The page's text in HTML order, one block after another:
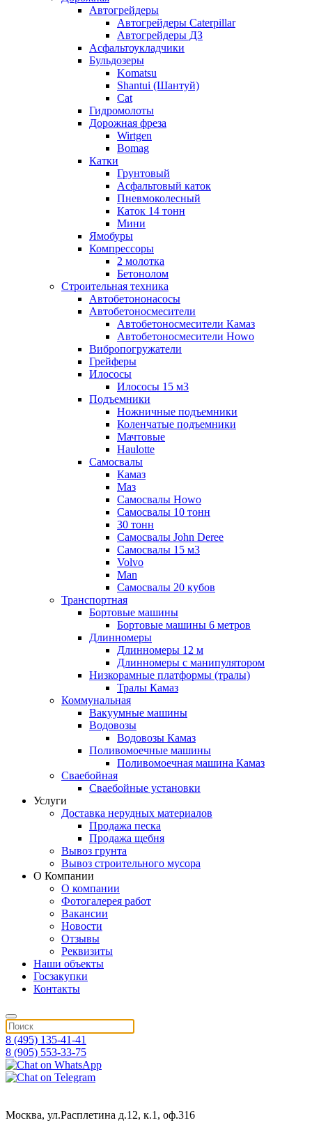
Автогрейдеры
Автогрейдеры Caterpillar
Автогрейдеры ДЗ
Асфальтоукладчики
Бульдозеры
Komatsu
Shantui (Шантуй)
Cat
Гидромолоты
Дорожная фреза
Wirtgen
Bomag
Катки
Грунтовый
Асфальтовый каток
Пневмоколесный
Каток 14 тонн
Мини
Ямобуры
Компрессоры
2 молотка
Бетонолом
Строительная техника
Автобетононасосы
Автобетоносмесители
Автобетоносмесители Камаз
Автобетоносмесители Howo
Вибропогружатели
Грейферы
Илососы
Илососы 15 м3
Подъемники
Ножничные подъемники
Коленчатые подъемники
Мачтовые
Haulotte
Самосвалы
Камаз
Маз
Самосвалы Howo
Самосвалы 10 тонн
30 тонн
Самосвалы John Deree
Самосвалы 15 м3
Volvo
Man
Самосвалы 20 кубов
Транспортная
Бортовые машины
Бортовые машины 6 метров
Длинномеры
Длинномеры 12 м
Длинномеры с манипулятором
Низкорамные платформы (тралы)
Тралы Камаз
Коммунальная
Вакуумные машины
Водовозы
Водовозы Камаз
Поливомоечные машины
Поливомоечная машина Камаз
Сваебойная
Сваебойные установки
Услуги
Доставка нерудных материалов
Продажа песка
Продажа щебня
Вывоз грунта
Вывоз строительного мусора
О Компании
О компании
Фотогалерея работ
Вакансии
Новости
Отзывы
Реквизиты
Наши объекты
Госзакупки
Контакты
8 (495) 135-41-41
8 (905) 553-33-75
Москва, ул.Расплетина д.12, к.1, оф.316